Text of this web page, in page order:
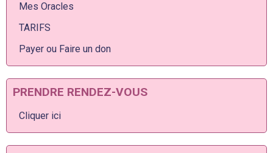
Mes Oracles
TARIFS
Payer ou Faire un don
PRENDRE RENDEZ-VOUS
Cliquer ici